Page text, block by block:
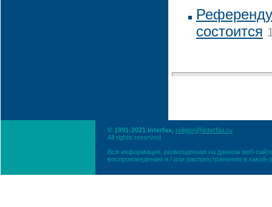
состоится
© 1991-2021 Interfax, religion@interfax.ru
All rights reserved
Вся информация, размещенная на данном веб-
воспроизведению и / или распространению в